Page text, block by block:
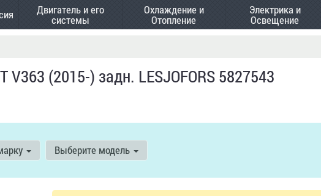
Двигатель и его
системы
Охлаждение и
Отопление
Электрика и
Освещение
V363 (2015-) задн. LESJOFORS 5827543
Выберите модель